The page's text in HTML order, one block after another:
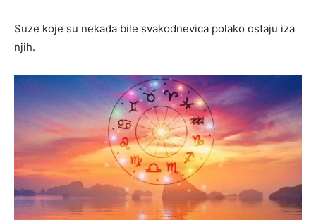
Suze koje su nekada bile svakodnevica polako ostaju iza
njih.